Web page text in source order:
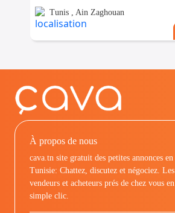
Tunis , Ain Zaghouan
À propos de nous
cava.tn site gratuit des petites annonces en
Tunisie: Chattez, discutez et négociez. Les
vendeurs et acheteurs prés de chez vous en
simple clic.